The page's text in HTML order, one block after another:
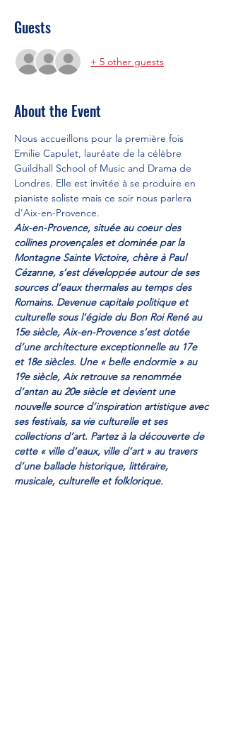
Guests
+ 5 other guests
About the Event
Nous accueillons pour la première fois
Emilie Capulet, lauréate de la célèbre
Guildhall School of Music and Drama de
Londres. Elle est invitée à se produire en
pianiste soliste mais ce soir nous parlera
d'Aix-en-Provence.
Aix-en-Provence, située au coeur des
collines provençales et dominée par la
Montagne Sainte Victoire, chère à Paul
Cézanne, s’est développée autour de ses
sources d’eaux thermales au temps des
Romains. Devenue capitale politique et
culturelle sous l’égide du Bon Roi René au
15e siècle, Aix-en-Provence s’est dotée
d’une architecture exceptionnelle au 17e
et 18e siècles. Une « belle endormie » au
19e siècle, Aix retrouve sa renommée
d’antan au 20e siècle et devient une
nouvelle source d’inspiration artistique avec
ses festivals, sa vie culturelle et ses
collections d’art. Partez à la découverte de
cette « ville d’eaux, ville d’art » au travers
d’une ballade historique, littéraire,
musicale, culturelle et folklorique.